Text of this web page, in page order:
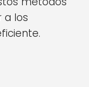
a los